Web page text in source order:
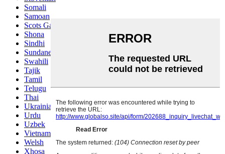
Somali
Samoan
Scots Gaelic
Shona
Sindhi
Sundanese
Swahili
Tajik
Tamil
Telugu
Thai
Ukrainian
Urdu
Uzbek
Vietnamese
Welsh
Xhosa